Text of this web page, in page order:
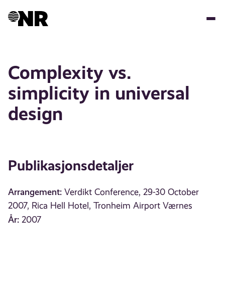
Complexity vs.
simplicity in universal
design
Publikasjonsdetaljer
Arrangement: Verdikt Conference, 29-30 October
2007, Rica Hell Hotel, Tronheim Airport Værnes
År: 2007